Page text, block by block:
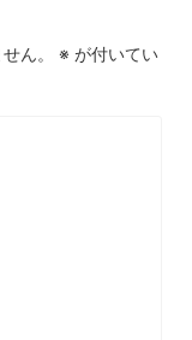
ん。 ※ が付いてい